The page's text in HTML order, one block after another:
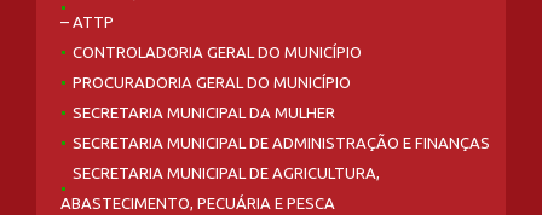
– ATTP
CONTROLADORIA GERAL DO MUNICÍPIO
PROCURADORIA GERAL DO MUNICÍPIO
SECRETARIA MUNICIPAL DA MULHER
SECRETARIA MUNICIPAL DE ADMINISTRAÇÃO E FINANÇAS
SECRETARIA MUNICIPAL DE AGRICULTURA,
ABASTECIMENTO, PECUÁRIA E PESCA